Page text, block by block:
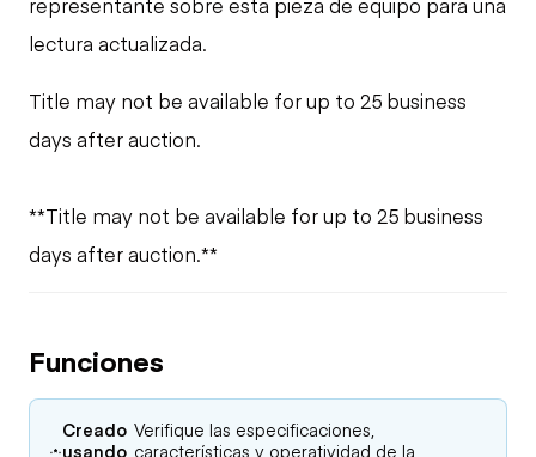
lectura actualizada.
Title may not be available for up to 25 business
days after auction.
**Title may not be available for up to 25 business
days after auction.**
Funciones
Creado
usando
Verifique las especificaciones,
características y operatividad de la